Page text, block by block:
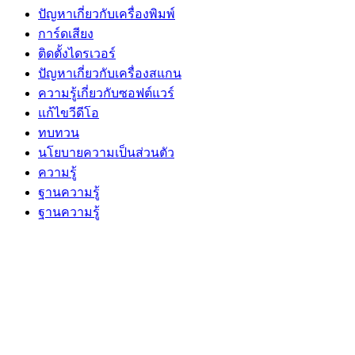
ปัญหาเกี่ยวกับเครื่องพิมพ์
การ์ดเสียง
ติดตั้งไดรเวอร์
ปัญหาเกี่ยวกับเครื่องสแกน
ความรู้เกี่ยวกับซอฟต์แวร์
แก้ไขวีดีโอ
ทบทวน
นโยบายความเป็นส่วนตัว
ความรู้
ฐานความรู้
ฐานความรู้